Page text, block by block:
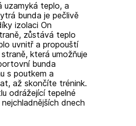
uzamyká teplo, a
bunda je pečlivě
izolaci On
zůstává teplo
uvnitř a propouští
která umožňuje
bunda
s poutkem a
až skončíte trénink.
odrážející tepelné
dnech